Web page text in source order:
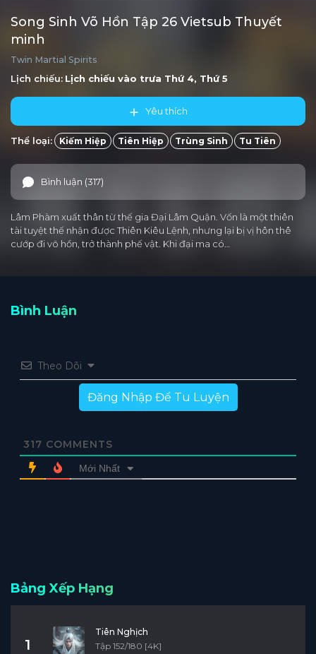
Song Sinh Võ Hồn Tập 26 Vietsub Thuyết
minh
Twin Martial Spirits
Lịch chiếu: Lịch chiếu vào trưa Thứ 4, Thứ 5
Yêu thích
Thể loại: Kiếm Hiệp Tiên Hiệp Trùng Sinh Tu Tiên
Bình luận (317)
Lâm Phàm xuất thân từ thế gia Đại Lâm Quận. Vốn là một thiên
tài tuyệt thế nhận được Thiên Kiêu Lệnh, nhưng lại bị vị hôn thê
cướp đi võ hồn, trở thành phế vật. Khi đại ma có…
Bình Luận
Theo Dõi
Đăng Nhập Để Tu Luyện
317 COMMENTS
Mới Nhất
Bảng Xếp Hạng
1
Tiên Nghịch
Tập 152/180 [4K]